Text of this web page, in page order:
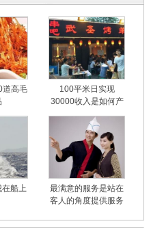
道高毛
100平米日实现
30000收入是如何产
生
船上
最满意的服务是站在
客人的角度提供服务